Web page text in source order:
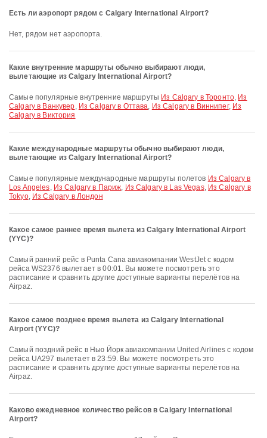
Есть ли аэропорт рядом с Calgary International Airport?
Нет, рядом нет аэропорта.
Какие внутренние маршруты обычно выбирают люди,
вылетающие из Calgary International Airport?
Самые популярные внутренние маршруты Из Calgary в Торонто, Из
Calgary в Ванкувер, Из Calgary в Оттава, Из Calgary в Виннипег, Из
Calgary в Виктория
Какие международные маршруты обычно выбирают люди,
вылетающие из Calgary International Airport?
Самые популярные международные маршруты полетов Из Calgary в
Los Angeles, Из Calgary в Париж, Из Calgary в Las Vegas, Из Calgary в
Tokyo, Из Calgary в Лондон
Какое самое раннее время вылета из Calgary International Airport
(YYC)?
Самый ранний рейс в Punta Cana авиакомпании WestJet с кодом
рейса WS2376 вылетает в 00:01. Вы можете посмотреть это
расписание и сравнить другие доступные варианты перелётов на
Airpaz.
Какое самое позднее время вылета из Calgary International
Airport (YYC)?
Самый поздний рейс в Нью Йорк авиакомпании United Airlines с кодом
рейса UA297 вылетает в 23:59. Вы можете посмотреть это
расписание и сравнить другие доступные варианты перелётов на
Airpaz.
Каково ежедневное количество рейсов в Calgary International
Airport?